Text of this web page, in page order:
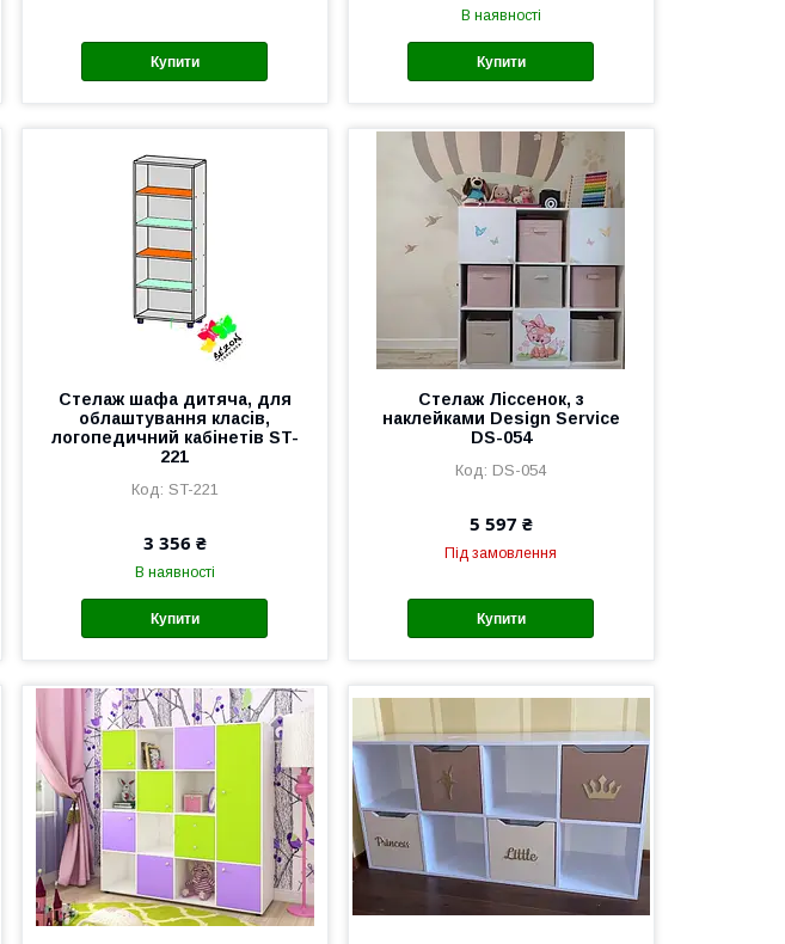
Купити
В наявності
Купити
Стелаж шафа дитяча, для
облаштування класів,
логопедичний кабінетів ST-
221
ST-221
3 356 ₴
В наявності
Купити
Стелаж Ліссенок, з
наклейками Design Service
DS-054
DS-054
5 597 ₴
Під замовлення
Купити